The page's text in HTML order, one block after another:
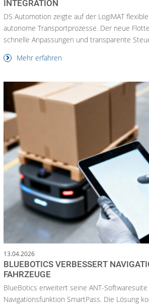
INTEGRATION
DS Automotion zeigte auf der LogiMAT
autonome Transportprozesse. Der neue
schnelle Anpassungen und transparente
Mehr erfahren
13.04.2026
BLUEBOTICS VERBESSERT
FAHRZEUGE
BlueBotics erweitert seine ANT-
Navigationsfunktion SmartPass. Die Lösung